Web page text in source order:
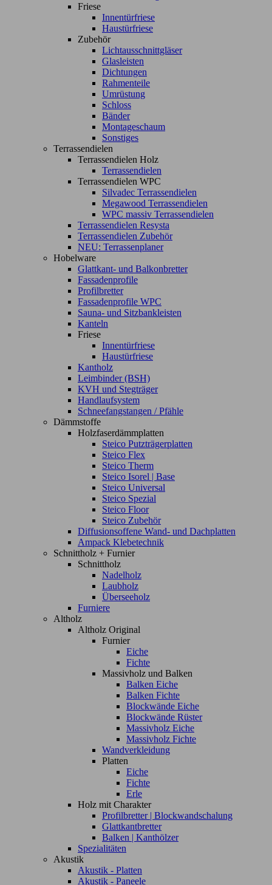
Friese
Innentürfriese
Haustürfriese
Zubehör
Lichtausschnittgläser
Glasleisten
Dichtungen
Rahmenteile
Umrüstung
Schloss
Bänder
Montageschaum
Sonstiges
Terrassendielen
Terrassendielen Holz
Terrassendielen
Terrassendielen WPC
Silvadec Terrassendielen
Megawood Terrassendielen
WPC massiv Terrassendielen
Terrassendielen Resysta
Terrassendielen Zubehör
NEU: Terrassenplaner
Hobelware
Glattkant- und Balkonbretter
Fassadenprofile
Profilbretter
Fassadenprofile WPC
Sauna- und Sitzbankleisten
Kanteln
Friese
Innentürfriese
Haustürfriese
Kantholz
Leimbinder (BSH)
KVH und Stegträger
Handlaufsystem
Schneefangstangen / Pfähle
Dämmstoffe
Holzfaserdämmplatten
Steico Putzträgerplatten
Steico Flex
Steico Therm
Steico Isorel | Base
Steico Universal
Steico Spezial
Steico Floor
Steico Zubehör
Diffusionsoffene Wand- und Dachplatten
Ampack Klebetechnik
Schnittholz + Furnier
Schnittholz
Nadelholz
Laubholz
Überseeholz
Furniere
Altholz
Altholz Original
Furnier
Eiche
Fichte
Massivholz und Balken
Balken Eiche
Balken Fichte
Blockwände Eiche
Blockwände Rüster
Massivholz Eiche
Massivholz Fichte
Wandverkleidung
Platten
Eiche
Fichte
Erle
Holz mit Charakter
Profilbretter | Blockwandschalung
Glattkantbretter
Balken | Kanthölzer
Spezialitäten
Akustik
Akustik - Platten
Akustik - Paneele